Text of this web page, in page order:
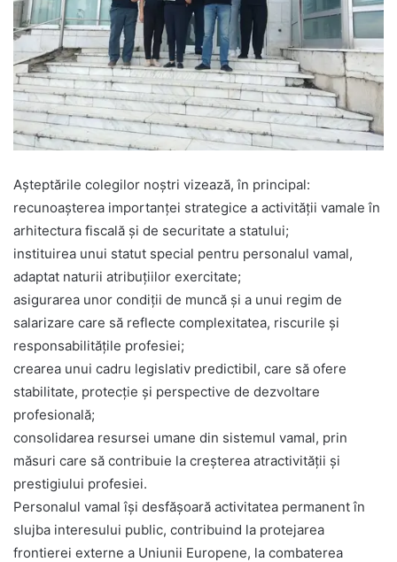
Așteptările colegilor noștri vizează, în principal:
recunoașterea importanței strategice a activității vamale în
arhitectura fiscală și de securitate a statului;
instituirea unui statut special pentru personalul vamal,
adaptat naturii atribuțiilor exercitate;
asigurarea unor condiții de muncă și a unui regim de
salarizare care să reflecte complexitatea, riscurile și
responsabilitățile profesiei;
crearea unui cadru legislativ predictibil, care să ofere
stabilitate, protecție și perspective de dezvoltare
profesională;
consolidarea resursei umane din sistemul vamal, prin
măsuri care să contribuie la creșterea atractivității și
prestigiului profesiei.
Personalul vamal își desfășoară activitatea permanent în
slujba interesului public, contribuind la protejarea
frontierei externe a Uniunii Europene, la combaterea